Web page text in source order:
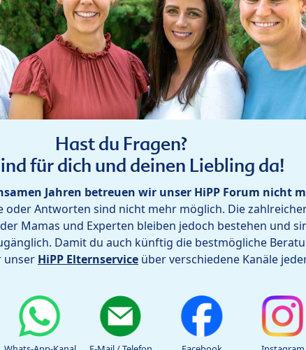
Hast du Fragen?
für dich und deinen Liebling da!
Jahren betreuen wir unser HiPP Forum nicht
oder Antworten sind nicht mehr möglich. Die
Mamas und Experten bleiben jedoch bestehen und
Damit du auch künftig die bestmögliche
unser HiPP Elternservice über verschiedene Kanäle